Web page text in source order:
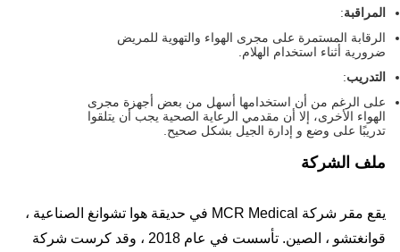
المراقبة:
الرقابة المستمرة على مجرى الهواء والتهوية للمريض
ضرورية أثناء استخدام الهلام.
التدريب:
على الرغم من أن استخدامها أسهل من بعض أجهزة مجرى
الهواء الأخرى، إلا أن مقدمي الرعاية الصحية يجب أن يتلقوا
تدريبًا على وضع و إدارة الجيل بشكل صحيح.
ملف الشركة
يقع مقر شركة MCR Medical في حديقة هوا تشوانغ الصناعية ،
قوانغتشو ، الصين. تأسست في عام 2018 ، وقد كرست شركة